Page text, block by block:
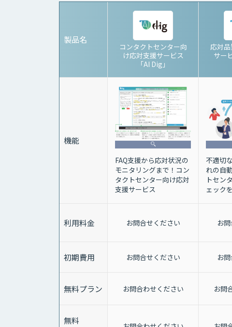
製品名
コンタクトセンター向
け応対支援サービス
「AI Dig」
応対
サー
機能
FAQ支援から応対状況の
モニタリングまで！コン
タクトセンター向け応対
支援サービス
不適切
れの自
トセン
ェック
利用料金 お問合せください お
初期費用 お問合せください お
無料プラン お問合わせください お問
無料